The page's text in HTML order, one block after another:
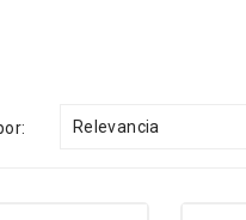
Relevancia